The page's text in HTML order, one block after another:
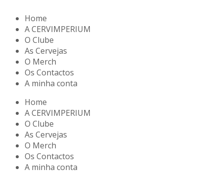
Home
A CERVIMPERIUM
O Clube
As Cervejas
O Merch
Os Contactos
A minha conta
Home
A CERVIMPERIUM
O Clube
As Cervejas
O Merch
Os Contactos
A minha conta